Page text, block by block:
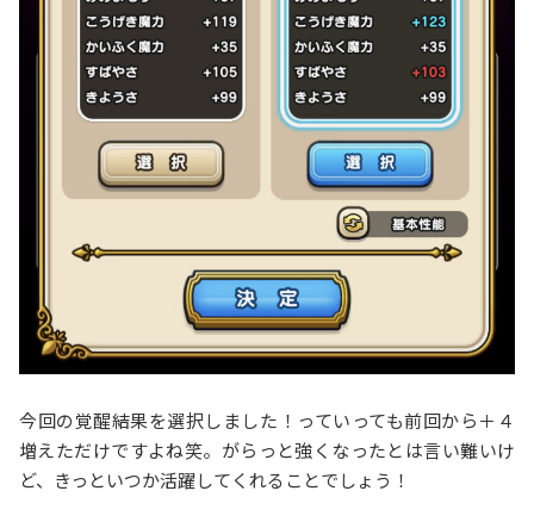
今回の覚醒結果を選択しました！っていっても前回から＋４
増えただけですよね笑。がらっと強くなったとは言い難いけ
ど、きっといつか活躍してくれることでしょう！